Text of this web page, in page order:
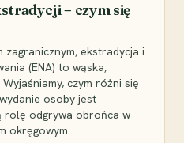
– czym się
ekstradycja i
(ENA) to wąska,
czym różni się
osoby jest
rolę odgrywa obrońca w
okręgowym.